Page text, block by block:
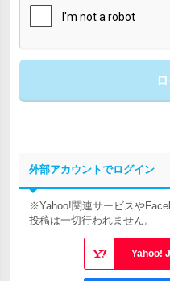
外部アカウントでログイン
※Yahoo!関連サービスや
投稿は一切行われません。
Yahoo!